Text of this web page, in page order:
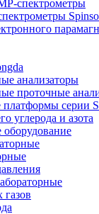
анализаторы
проточные
серии
углерода и азота
газов